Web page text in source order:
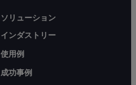
ソリューション
インダストリー
使用例
成功事例